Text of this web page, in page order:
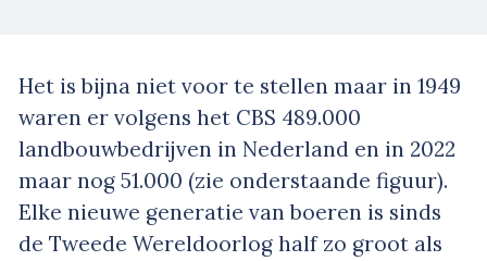
Het is bijna niet voor te stellen maar in 1949
waren er volgens het CBS 489.000
landbouwbedrijven in Nederland en in 2022
maar nog 51.000 (zie onderstaande figuur).
Elke nieuwe generatie van boeren is sinds
de Tweede Wereldoorlog half zo groot als